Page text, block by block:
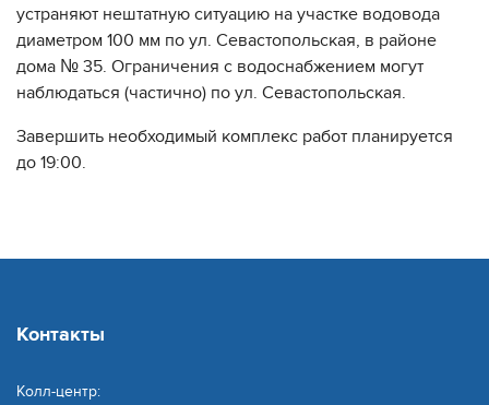
устраняют нештатную ситуацию на участке водовода
диаметром 100 мм по ул. Севастопольская, в районе
дома № 35. Ограничения с водоснабжением могут
наблюдаться (частично) по ул. Севастопольская.
Завершить необходимый комплекс работ планируется
до 19:00.
Контакты
Колл-центр: